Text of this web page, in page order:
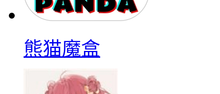
熊猫魔盒